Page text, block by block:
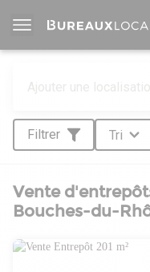
Filtrer Tri
Vente
Bouches-du-